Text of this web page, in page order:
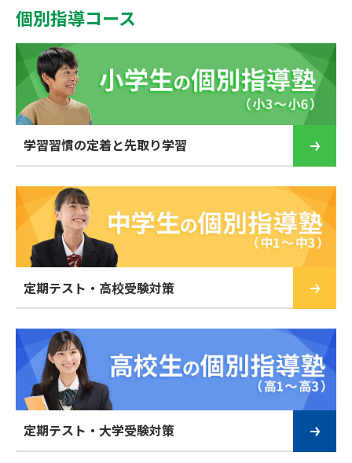
個別指導コース
学習習慣の定着と先取り学習
定期テスト・高校受験対策
定期テスト・大学受験対策